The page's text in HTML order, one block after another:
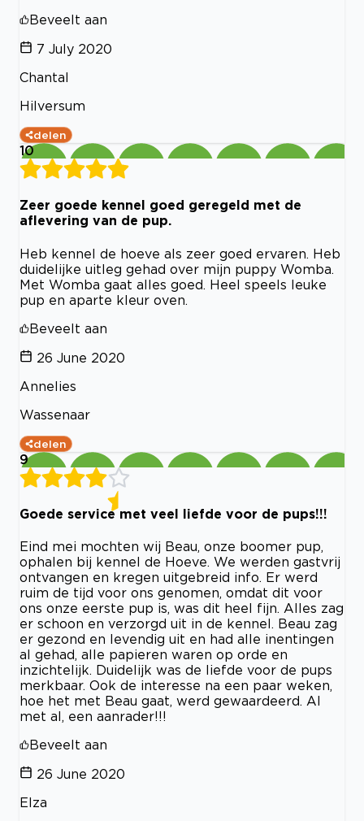
Beveelt aan
7 July 2020
Chantal
Hilversum
delen
10
Zeer goede kennel goed geregeld met de
aflevering van de pup.
Heb kennel de hoeve als zeer goed ervaren. Heb
duidelijke uitleg gehad over mijn puppy Womba.
Met Womba gaat alles goed. Heel speels leuke
pup en aparte kleur oven.
Beveelt aan
26 June 2020
Annelies
Wassenaar
delen
9
Goede service met veel liefde voor de pups!!!
Eind mei mochten wij Beau, onze boomer pup,
ophalen bij kennel de Hoeve. We werden gastvrij
ontvangen en kregen uitgebreid info. Er werd
ruim de tijd voor ons genomen, omdat dit voor
ons onze eerste pup is, was dit heel fijn. Alles zag
er schoon en verzorgd uit in de kennel. Beau zag
er gezond en levendig uit en had alle inentingen
al gehad, alle papieren waren op orde en
inzichtelijk. Duidelijk was de liefde voor de pups
merkbaar. Ook de interesse na een paar weken,
hoe het met Beau gaat, werd gewaardeerd. Al
met al, een aanrader!!!
Beveelt aan
26 June 2020
Elza